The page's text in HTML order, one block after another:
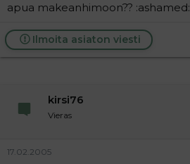
apua makeanhimoon?? :ashamed:
Ilmoita asiaton viesti
kirsi76
Vieras
17.02.2005